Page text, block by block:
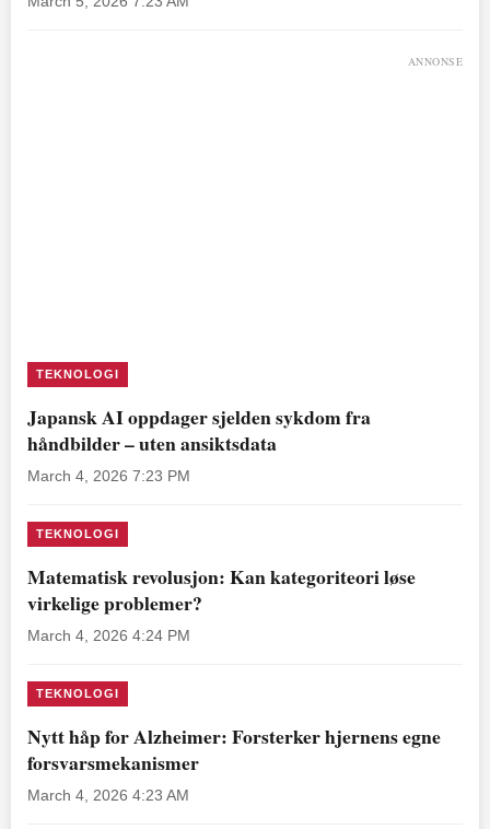
ANNONSE
TEKNOLOGI
Japansk AI oppdager sjelden sykdom fra
håndbilder – uten ansiktsdata
March 4, 2026 7:23 PM
TEKNOLOGI
Matematisk revolusjon: Kan kategoriteori løse
virkelige problemer?
March 4, 2026 4:24 PM
TEKNOLOGI
Nytt håp for Alzheimer: Forsterker hjernens egne
forsvarsmekanismer
March 4, 2026 4:23 AM